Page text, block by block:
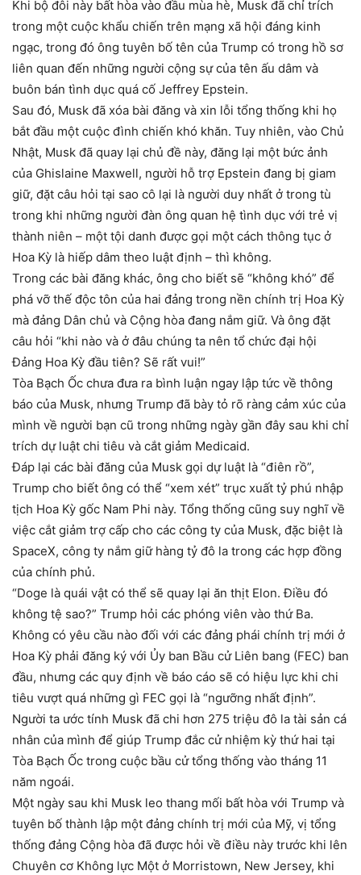
Khi bộ đôi này bất hòa vào đầu mùa hè, Musk đã chỉ trích
trong một cuộc khẩu chiến trên mạng xã hội đáng kinh
ngạc, trong đó ông tuyên bố tên của Trump có trong hồ sơ
liên quan đến những người cộng sự của tên ấu dâm và
buôn bán tình dục quá cố Jeffrey Epstein.
Sau đó, Musk đã xóa bài đăng và xin lỗi tổng thống khi họ
bắt đầu một cuộc đình chiến khó khăn. Tuy nhiên, vào Chủ
Nhật, Musk đã quay lại chủ đề này, đăng lại một bức ảnh
của Ghislaine Maxwell, người hỗ trợ Epstein đang bị giam
giữ, đặt câu hỏi tại sao cô lại là người duy nhất ở trong tù
trong khi những người đàn ông quan hệ tình dục với trẻ vị
thành niên – một tội danh được gọi một cách thông tục ở
Hoa Kỳ là hiếp dâm theo luật định – thì không.
Trong các bài đăng khác, ông cho biết sẽ “không khó” để
phá vỡ thế độc tôn của hai đảng trong nền chính trị Hoa Kỳ
mà đảng Dân chủ và Cộng hòa đang nắm giữ. Và ông đặt
câu hỏi “khi nào và ở đâu chúng ta nên tổ chức đại hội
Đảng Hoa Kỳ đầu tiên? Sẽ rất vui!”
Tòa Bạch Ốc chưa đưa ra bình luận ngay lập tức về thông
báo của Musk, nhưng Trump đã bày tỏ rõ ràng cảm xúc của
mình về người bạn cũ trong những ngày gần đây sau khi chỉ
trích dự luật chi tiêu và cắt giảm Medicaid.
Đáp lại các bài đăng của Musk gọi dự luật là “điên rồ”,
Trump cho biết ông có thể “xem xét” trục xuất tỷ phú nhập
tịch Hoa Kỳ gốc Nam Phi này. Tổng thống cũng suy nghĩ về
việc cắt giảm trợ cấp cho các công ty của Musk, đặc biệt là
SpaceX, công ty nắm giữ hàng tỷ đô la trong các hợp đồng
của chính phủ.
“Doge là quái vật có thể sẽ quay lại ăn thịt Elon. Điều đó
không tệ sao?” Trump hỏi các phóng viên vào thứ Ba.
Không có yêu cầu nào đối với các đảng phái chính trị mới ở
Hoa Kỳ phải đăng ký với Ủy ban Bầu cử Liên bang (FEC) ban
đầu, nhưng các quy định về báo cáo sẽ có hiệu lực khi chi
tiêu vượt quá những gì FEC gọi là “ngưỡng nhất định”.
Người ta ước tính Musk đã chi hơn 275 triệu đô la tài sản cá
nhân của mình để giúp Trump đắc cử nhiệm kỳ thứ hai tại
Tòa Bạch Ốc trong cuộc bầu cử tổng thống vào tháng 11
năm ngoái.
Một ngày sau khi Musk leo thang mối bất hòa với Trump và
tuyên bố thành lập một đảng chính trị mới của Mỹ, vị tổng
thống đảng Cộng hòa đã được hỏi về điều này trước khi lên
Chuyên cơ Không lực Một ở Morristown, New Jersey, khi